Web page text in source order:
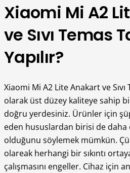
Xiaomi Mi A2
ve Sıvı Temas
Yapılır?
Xiaomi Mi A2 Lite Anakart ve
olarak üst düzey kaliteye sahip
doğru yerdesiniz. Ürünler için
eden hususlardan birisi de daha
olduğunu söylemek mümkün.
olareak herhangi bir sıkıntı
çalışmasını engeller. Cihaz için